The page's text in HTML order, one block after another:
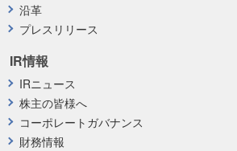
沿革
プレスリリース
IR情報
IRニュース
株主の皆様へ
コーポレートガバナンス
財務情報